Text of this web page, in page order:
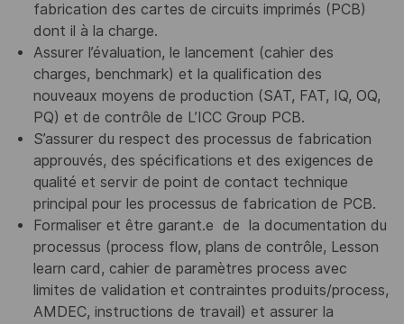
fabrication des cartes de circuits imprimés (PCB)
dont il à la charge.
Assurer l’évaluation, le lancement (cahier des
charges, benchmark) et la qualification des
nouveaux moyens de production (SAT, FAT, IQ, OQ,
PQ) et de contrôle de L’ICC Group PCB.
S’assurer du respect des processus de fabrication
approuvés, des spécifications et des exigences de
qualité et servir de point de contact technique
principal pour les processus de fabrication de PCB.
Formaliser et être garant.e de la documentation du
processus (process flow, plans de contrôle, Lesson
learn card, cahier de paramètres process avec
limites de validation et contraintes produits/process,
AMDEC, instructions de travail) et assurer la